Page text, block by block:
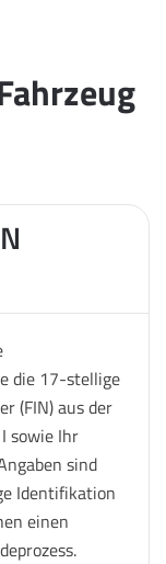
die 17-stellige
(FIN) aus der
sowie Ihr
sind
Identifikation
einen